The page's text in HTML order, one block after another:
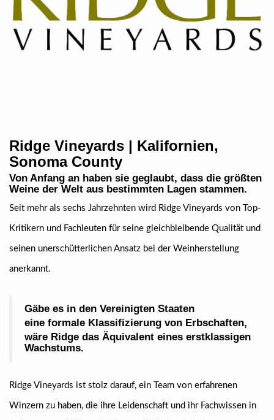
Ridge Vineyards | Kalifornien,
Sonoma County
Von Anfang an haben sie geglaubt, dass die größten
Weine der Welt aus bestimmten Lagen stammen.
Seit mehr als sechs Jahrzehnten wird Ridge Vineyards von Top-
Kritikern und Fachleuten für seine gleichbleibende Qualität und
seinen unerschütterlichen Ansatz bei der Weinherstellung
anerkannt.
Gäbe es in den Vereinigten Staaten
eine formale Klassifizierung von Erbschaften,
wäre Ridge das Äquivalent eines erstklassigen
Wachstums.
Ridge Vineyards ist stolz darauf, ein Team von erfahrenen
Winzern zu haben, die ihre Leidenschaft und ihr Fachwissen in